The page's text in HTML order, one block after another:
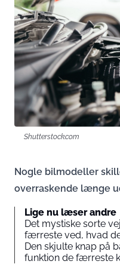
Shutterstock.com
Nogle bilmodeller
overraskende længe
Lige nu læser andre
Det mystiske sorte
færreste ved, hvad
Den skjulte knap på
funktion de færreste